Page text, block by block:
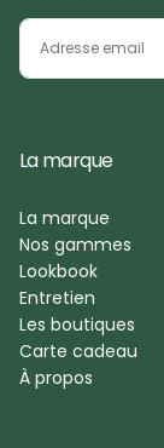
EMAIL
La marque
La marque
Nos gammes
Lookbook
Entretien
Les boutiques
Carte cadeau
À propos